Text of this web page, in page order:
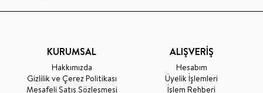
KURUMSAL
Hakkımızda
Gizlilik ve Çerez Politikası
Mesafeli Satış Sözleşmesi
ALIŞVERİŞ
Hesabım
Üyelik İşlemleri
İşlem Rehberi